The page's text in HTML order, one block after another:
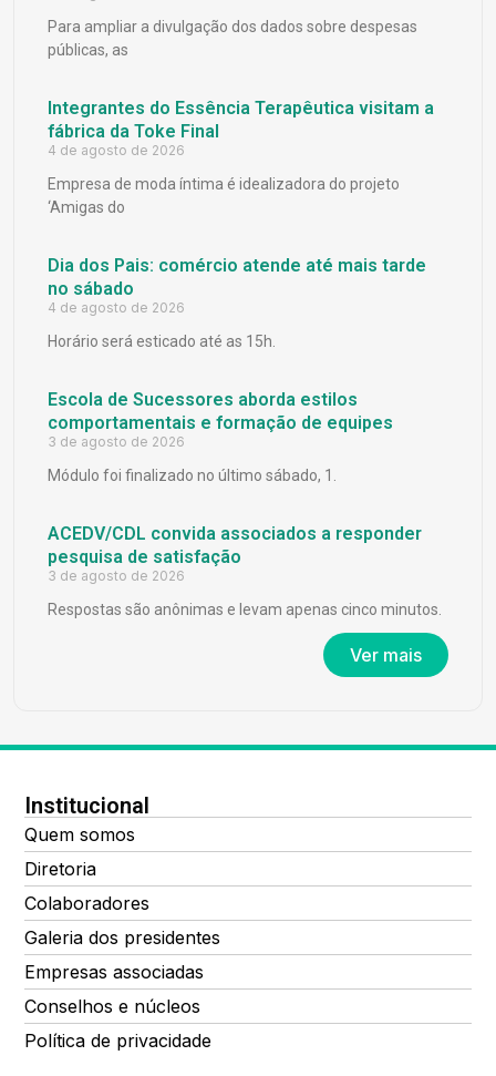
Para ampliar a divulgação dos dados sobre despesas
públicas, as
Integrantes do Essência Terapêutica visitam a
fábrica da Toke Final
4 de agosto de 2026
Empresa de moda íntima é idealizadora do projeto
‘Amigas do
Dia dos Pais: comércio atende até mais tarde
no sábado
4 de agosto de 2026
Horário será esticado até as 15h.
Escola de Sucessores aborda estilos
comportamentais e formação de equipes
3 de agosto de 2026
Módulo foi finalizado no último sábado, 1.
ACEDV/CDL convida associados a responder
pesquisa de satisfação
3 de agosto de 2026
Respostas são anônimas e levam apenas cinco minutos.
Ver mais
Institucional
Quem somos
Diretoria
Colaboradores
Galeria dos presidentes
Empresas associadas
Conselhos e núcleos
Política de privacidade